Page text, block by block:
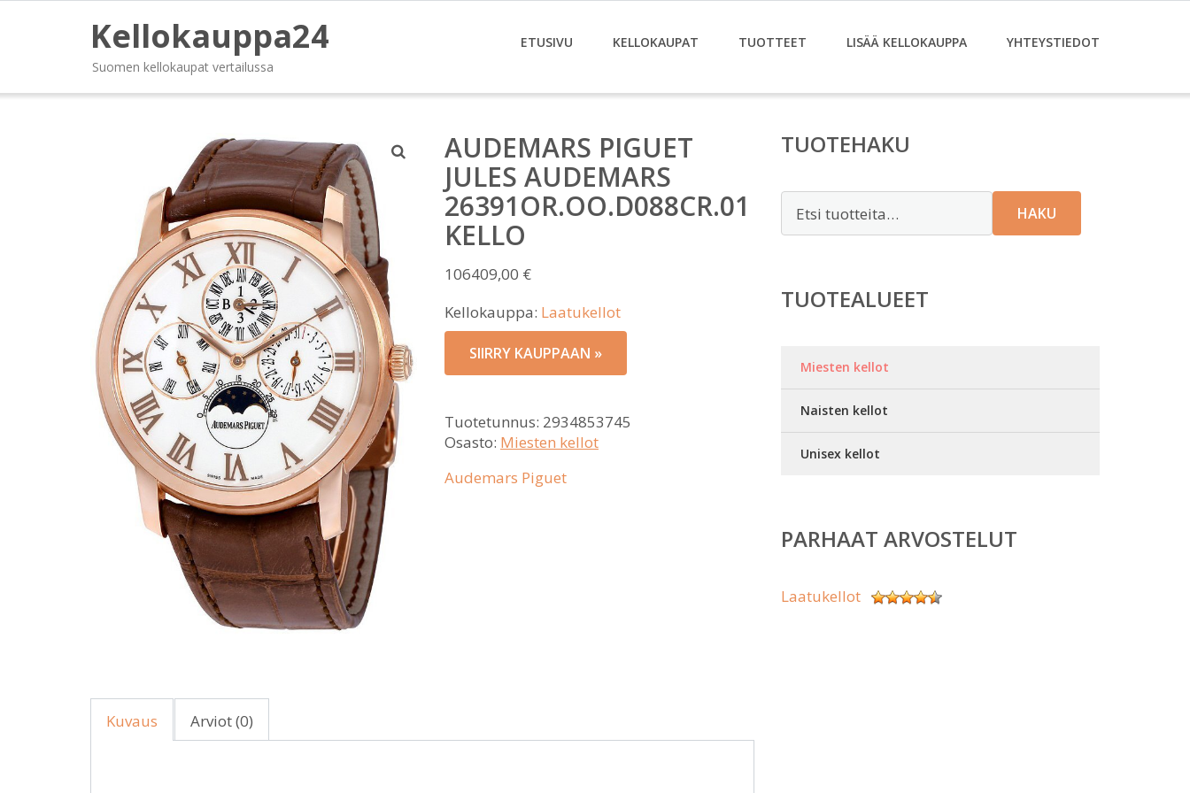
Kellokauppa24
Suomen kellokaupat vertailussa
ETUSIVU KELLOKAUPAT TUOTTEET LISÄÄ KELLOKAUPPA YHTEYSTIEDOT
AUDEMARS PIGUET
JULES AUDEMARS
26391OR.OO.D088CR.01
KELLO
106409,00 €
Kellokauppa: Laatukellot
SIIRRY KAUPPAAN »
Tuotetunnus: 2934853745
Osasto: Miesten kellot
Audemars Piguet
Kuvaus Arviot (0)
TUOTEHAKU
HAKU
TUOTEALUEET
Miesten kellot
Naisten kellot
Unisex kellot
PARHAAT ARVOSTELUT
Laatukellot